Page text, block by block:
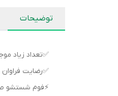
توضیحات
✅تعداد زیاد
✅رضایت فراوان
⚡فوم شستشو